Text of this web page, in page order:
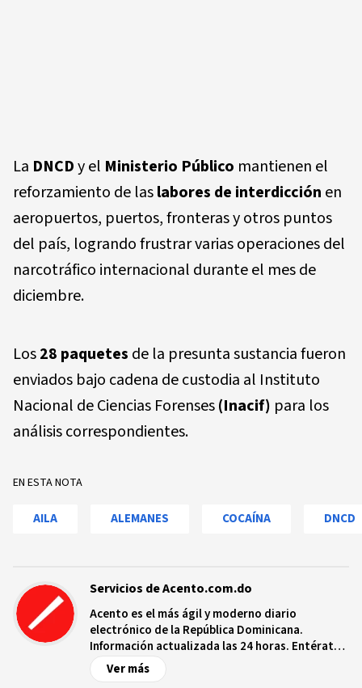
La DNCDy el Ministerio Público mantienen el
reforzamiento de laslabores de interdicción en
aeropuertos, puertos, fronteras y otros puntos
del país, logrando frustrar varias operaciones del
narcotráfico internacional durante el mes de
diciembre.
Los28 paquetes de la presunta sustancia fueron
enviados bajo cadena de custodia al Instituto
Nacional de Ciencias Forenses(Inacif) para los
análisis correspondientes.
EN ESTA NOTA
AILA ALEMANES COCAÍNA DNCD
Servicios de Acento.com.do
Acento es el más ágil y moderno diario
electrónico de la República Dominicana.
Información actualizada las 24 horas. Entérate
de las noticias y sucesos más importantes a
nivel nacional e internacional, videos y fotos
Ver más